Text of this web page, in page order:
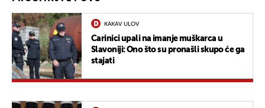
KAKAV ULOV
Carinici upali na imanje muškarca u
Slavoniji: Ono što su pronašli skupo će ga
stajati